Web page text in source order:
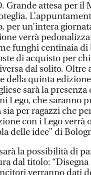
Grande attesa per il
per un’intera
verrà
funghi centinaia di
di acquisto per
dal solito. Oltre
della quinta
sarà la
Lego, che saranno
per ragazzi che
con i Lego verrà
delle idee” di
la possibilità di
dal titolo: “Disegna
verranno dati